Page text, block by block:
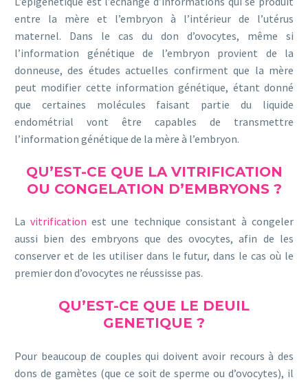
entre la mère et l’embryon à l’intérieur de l’utérus
maternel. Dans le cas du don d’ovocytes, même si
l’information génétique de l’embryon provient de la
donneuse, des études actuelles confirment que la mère
peut modifier cette information génétique, étant donné
que certaines molécules faisant partie du liquide
endométrial vont être capables de transmettre
l’information génétique de la mère à l’embryon.
QU’EST-CE QUE LA VITRIFICATION
OU CONGELATION D’EMBRYONS ?
Lavitrification est une technique consistant à congeler
aussi bien des embryons que des ovocytes, afin de les
conserver et de les utiliser dans le futur, dans le cas où le
premier don d’ovocytes ne réussisse pas.
QU’EST-CE QUE LE DEUIL
GENETIQUE ?
Pour beaucoup de couples qui doivent avoir recours à des
dons de gamètes (que ce soit de sperme ou d’ovocytes), il